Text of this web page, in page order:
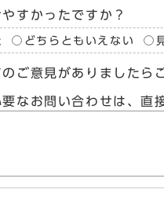
すかったですか？
どちらともいえない
ご意見がありましたら
要なお問い合わせは、